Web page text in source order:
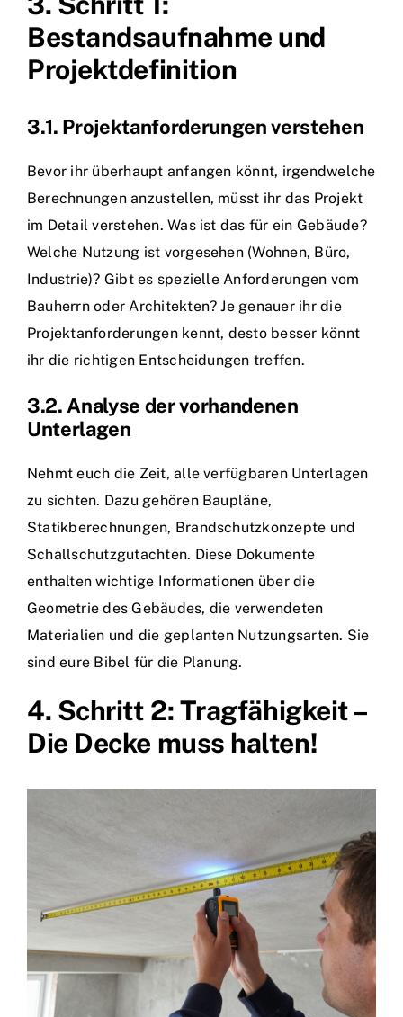
Bestandsaufnahme und
Projektdefinition
3.1. Projektanforderungen verstehen
Bevor ihr überhaupt anfangen könnt, irgendwelche
Berechnungen anzustellen, müsst ihr das Projekt
im Detail verstehen. Was ist das für ein Gebäude?
Welche Nutzung ist vorgesehen (Wohnen, Büro,
Industrie)? Gibt es spezielle Anforderungen vom
Bauherrn oder Architekten? Je genauer ihr die
Projektanforderungen kennt, desto besser könnt
ihr die richtigen Entscheidungen treffen.
3.2. Analyse der vorhandenen
Unterlagen
Nehmt euch die Zeit, alle verfügbaren Unterlagen
zu sichten. Dazu gehören Baupläne,
Statikberechnungen, Brandschutzkonzepte und
Schallschutzgutachten. Diese Dokumente
enthalten wichtige Informationen über die
Geometrie des Gebäudes, die verwendeten
Materialien und die geplanten Nutzungsarten. Sie
sind eure Bibel für die Planung.
4. Schritt 2: Tragfähigkeit –
Die Decke muss halten!